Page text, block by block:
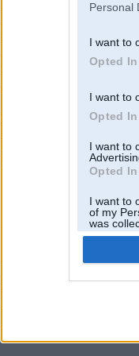
Personal
I want to
Opted In
I want to
Opted In
I want to
Opted In
I want to
of my
was
Opted
89 viesi
BMWPower.lv darbojas
2002. gada 14. maija. Tas nav auto klubs
AG.